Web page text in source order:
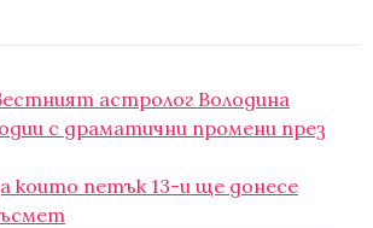
астролог Володина
с драматични промени през
които петък 13-и ще донесе